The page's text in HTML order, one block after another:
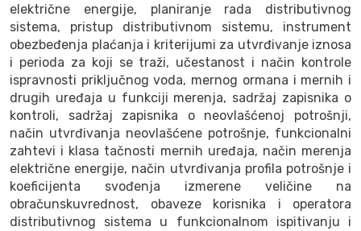
električne energije, planiranje rada distributivnog
sistema, pristup distributivnom sistemu, instrument
obezbeđenja plaćanja i kriterijumi za utvrđivanje iznosa
i perioda za koji se traži, učestanost i način kontrole
ispravnosti priključnog voda, mernog ormana i mernih i
drugih uređaja u funkciji merenja, sadržaj zapisnika o
kontroli, sadržaj zapisnika o neovlašćenoj potrošnji,
način utvrđivanja neovlašćene potrošnje, funkcionalni
zahtevi i klasa tačnosti mernih uređaja, način merenja
električne energije, način utvrđivanja profila potrošnje i
koeficijenta svođenja izmerene veličine na
obračunskuvrednost, obaveze korisnika i operatora
distributivnog sistema u funkcionalnom ispitivanju i